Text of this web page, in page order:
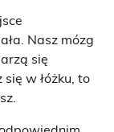
Nasz mózg
się
się w łóżku, to